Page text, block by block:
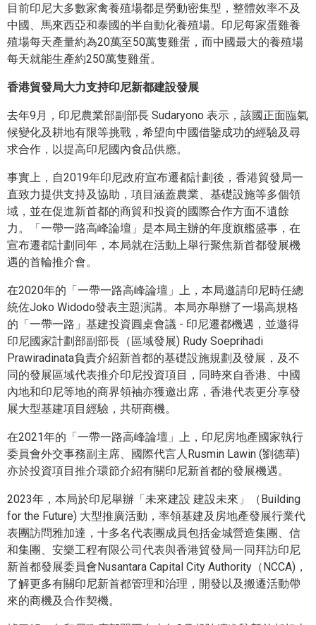
目前印尼大多數家禽養殖場都是勞動密集型，整體效率不及
中國、馬來西亞和泰國的半自動化養殖場。印尼每家蛋雞養
殖場每天產量約為20萬至50萬隻雞蛋，而中國最大的養殖場
每天就能生產約250萬隻雞蛋。
香港貿發局大力支持印尼新都建設發展
去年9月，印尼農業部副部長 Sudaryono 表示，該國正面臨氣
候變化及耕地有限等挑戰，希望向中國借鑒成功的經驗及尋
求合作，以提高印尼國內食品供應。
事實上，自2019年印尼政府宣布遷都計劃後，香港貿發局一
直致力提供支持及協助，項目涵蓋農業、基礎設施等多個領
域，並在促進新首都的商貿和投資的國際合作方面不遺餘
力。「一帶一路高峰論壇」是本局主辦的年度旗艦盛事，在
宣布遷都計劃同年，本局就在活動上舉行聚焦新首都發展機
遇的首輪推介會。
在2020年的「一帶一路高峰論壇」上，本局邀請印尼時任總
統佐Joko Widodo發表主題演講。本局亦舉辦了一場高規格
的「一帶一路」基建投資圓桌會議 - 印尼遷都機遇，並邀得
印尼國家計劃部副部長（區域發展) Rudy Soeprihadi
Prawiradinata負責介紹新首都的基礎設施規劃及發展，及不
同的發展區域代表推介印尼投資項目，同時來自香港、中國
內地和印尼等地的商界領袖亦獲邀出席，香港代表更分享發
展大型基建項目經驗，共研商機。
在2021年的「一帶一路高峰論壇」上，印尼房地產國家執行
委員會外交事務副主席、國際代言人Rusmin Lawin (劉德華)
亦於投資項目推介環節介紹有關印尼新首都的發展機遇。
2023年，本局於印尼舉辦「未來建設 建設未來」（Building
for the Future) 大型推廣活動，率領基建及房地產發展行業代
表團訪問雅加達，十多名代表團成員包括金城營造集團、信
和集團、安樂工程有限公司代表與香港貿發局一同拜訪印尼
新首都發展委員會Nusantara Capital City Authority（NCCA)，
了解更多有關印尼新首都管理和治理，開發以及搬遷活動帶
來的商機及合作契機。